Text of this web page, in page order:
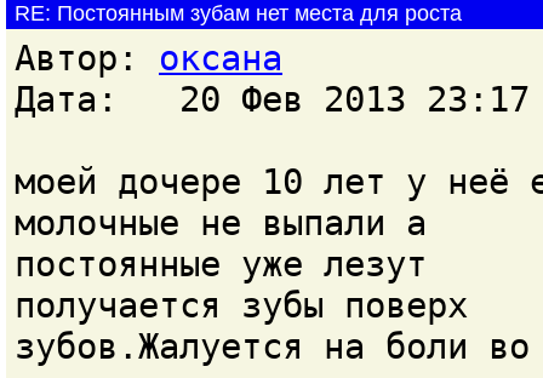
RE: Постоянным зубам нет места для роста
Автор: оксана
Дата: 20 Фев 2013 23:17
моей дочере 10 лет у неё
молочные не выпали а
постоянные уже лезут
получается зубы поверх
зубов.Жалуется на боли во